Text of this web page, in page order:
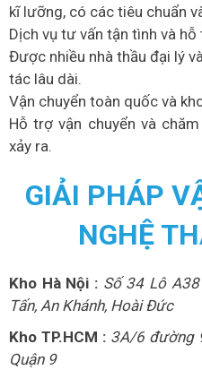
kĩ lưỡng, có các tiêu chuẩn
Dịch vụ tư vấn tận tình và
Được nhiều nhà thầu đại lý
tác lâu dài.
Vận chuyển toàn quốc và
Hỗ trợ vận chuyển và
xảy ra.
GIẢI PHÁP
NGHỆ
Kho Hà Nội : Số 34 Lô
Tấn, An Khánh, Hoài Đức
Kho TP.HCM : 3A/6 đường
Quận 9